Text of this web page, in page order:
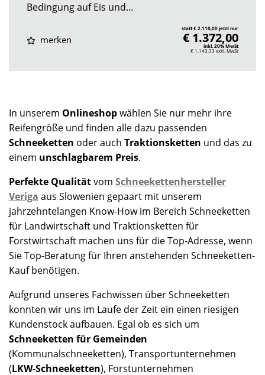
Bedingung auf Eis und...
merken
statt € 2.110,00 jetzt nur
€ 1.372,00
inkl. 20% MwSt
€ 1.143,33 exkl. MwSt
In unserem Onlineshopwählen Sie nur mehr ihre
Reifengröße und finden alle dazu passenden
Schneeketten oder auch Traktionsketten und das zu
einem unschlagbarem Preis.
Perfekte Qualitätvom Schneekettenhersteller
Veriga aus Slowenien gepaart mit unserem
jahrzehntelangen Know-How im Bereich Schneeketten
für Landwirtschaft und Traktionsketten für
Forstwirtschaft machen uns für die Top-Adresse, wenn
Sie Top-Beratung für Ihren anstehenden Schneeketten-
Kauf benötigen.
Aufgrund unseres Fachwissen über Schneeketten
konnten wir uns im Laufe der Zeit ein einen riesigen
Kundenstock aufbauen. Egal ob es sich um
Schneeketten für Gemeinden
(Kommunalschneeketten), Transportunternehmen
(LKW-Schneeketten), Forstunternehmen